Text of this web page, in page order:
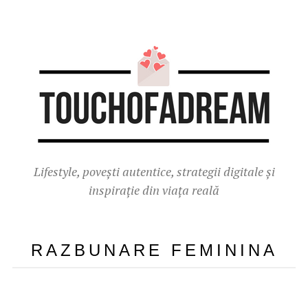
Lifestyle, povești autentice, strategii digitale și
inspirație din viața reală
RAZBUNARE FEMININA